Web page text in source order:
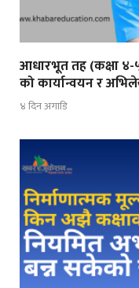
आधारभूत तह (कक्षा ४-५)
को कार्यान्वयन र
४ दिन अगाडि